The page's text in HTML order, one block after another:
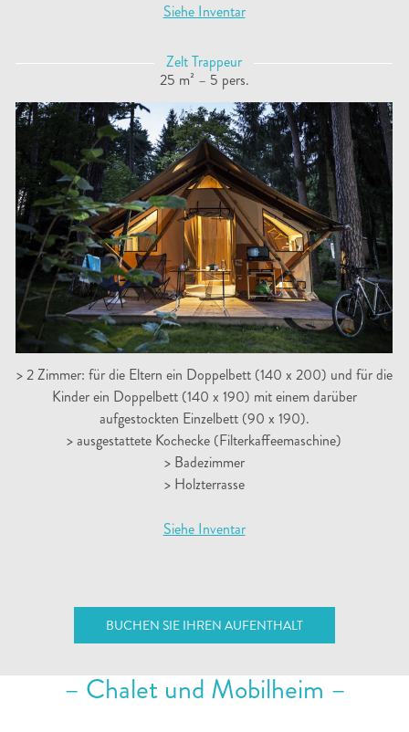
Siehe Inventar
Zelt Trappeur
25 m² – 5 pers.
> 2 Zimmer: für die Eltern ein Doppelbett (140 x 200) und für die
Kinder ein Doppelbett (140 x 190) mit einem darüber
aufgestockten Einzelbett (90 x 190).
> ausgestattete Kochecke (Filterkaffeemaschine)
> Badezimmer
> Holzterrasse
Siehe Inventar
BUCHEN SIE IHREN AUFENTHALT
– Chalet und Mobilheim –